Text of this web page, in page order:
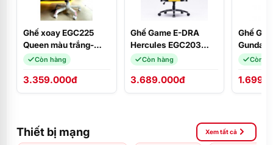
Ghế xoay EGC225
Queen màu trắng-
hồng E-Dra
Còn hàng
3.359.000đ
Ghế Game E-DRA
Hercules EGC203
PRO Black/Yellow
Còn hàng
3.689.000đ
Ghế
Còn
Thiết bị mạng Xem tất cả